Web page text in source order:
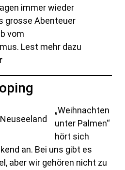
immer wieder
grosse Abenteuer
vom
Lest mehr dazu
„Weihnachten
unter Palmen“
hört sich
an. Bei uns gibt es
aber wir gehören nicht zu